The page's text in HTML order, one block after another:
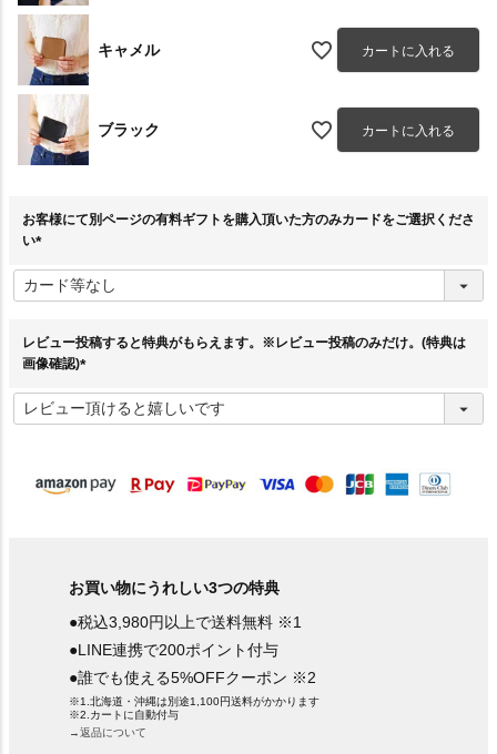
キャメル カートに入れる
ブラック カートに入れる
お客様にて別ページの有料ギフトを購入頂いた方のみカードをご選択くださ
い
必
須
レビュー投稿すると特典がもらえます。※レビュー投稿のみだけ。(特典は
画像確認)
必
須
お買い物にうれしい3つの特典
●税込3,980円以上で送料無料 ※1
●LINE連携で200ポイント付与
●誰でも使える5%OFFクーポン ※2
※1.北海道・沖縄は別途1,100円送料がかかります
※2.カートに自動付与
→返品について